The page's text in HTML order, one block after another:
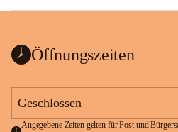
Öffnungszeiten
Geschlossen
Angegebene Zeiten gelten für Post und